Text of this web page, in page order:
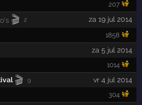
207
🎬 2 za 19 jul 2014
1858
za 5 jul 2014
1014
🎬 9 vr 4 jul 2014
304